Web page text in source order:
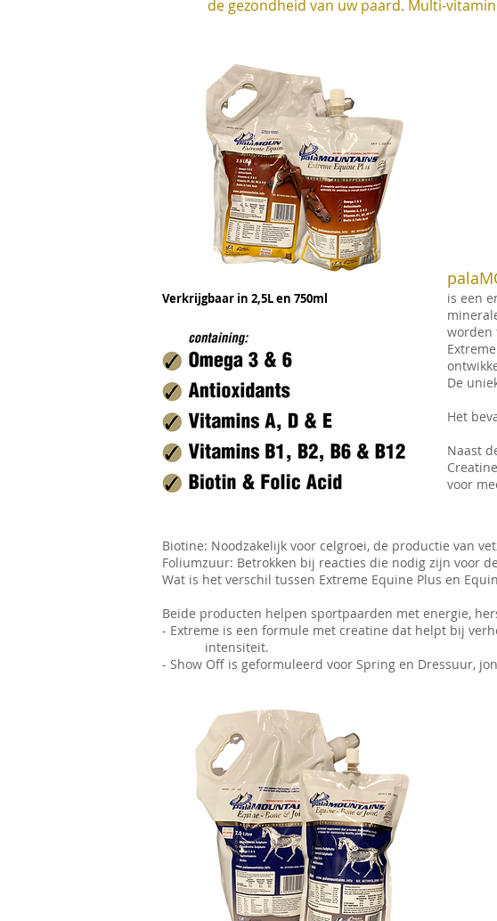
de gezondheid van uw paard. Multi-
Verkrijgbaar in 2,5L en 750ml
is een
worden
De
Het
Naast
voor
Biotine: Noodzakelijk voor celgroei, de productie van
Foliumzuur: Betrokken bij reacties die nodig zijn voor
Wat is het verschil tussen Extreme Equine Plus en
Beide producten helpen sportpaarden met energie,
- Extreme is een formule met creatine dat helpt bij
intensiteit.
- Show Off is geformuleerd voor Spring en Dressuur,